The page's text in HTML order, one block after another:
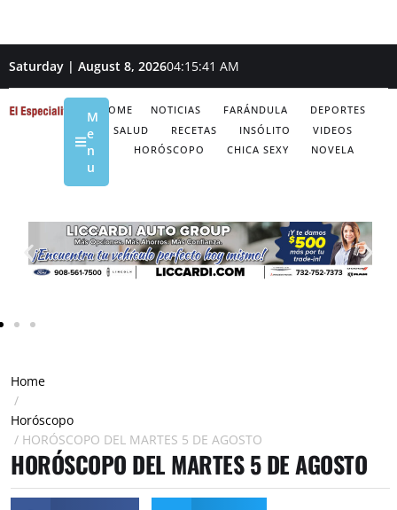
Saturday | August 8, 202604:15:42 AM
HOME NOTICIAS FARÁNDULA
DEPORTES
SALUD
RECETAS INSÓLITO
VIDEOS
HORÓSCOPO
CHICA SEXY NOVELA
M
e
n
u
Home
/
Horóscopo
/ HORÓSCOPO DEL MARTES 5 DE AGOSTO
HORÓSCOPO DEL MARTES 5 DE AGOSTO